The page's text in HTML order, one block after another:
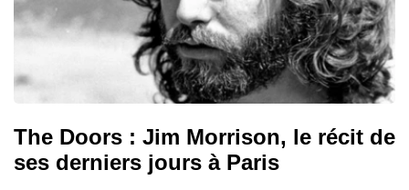
The Doors : Jim Morrison, le récit de
ses derniers jours à Paris